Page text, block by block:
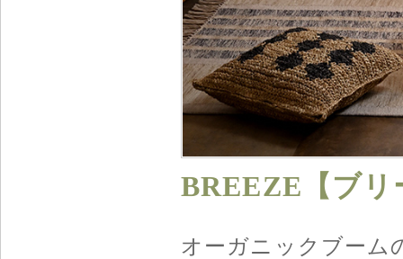
BREEZE【ブ
オーガニックブーム